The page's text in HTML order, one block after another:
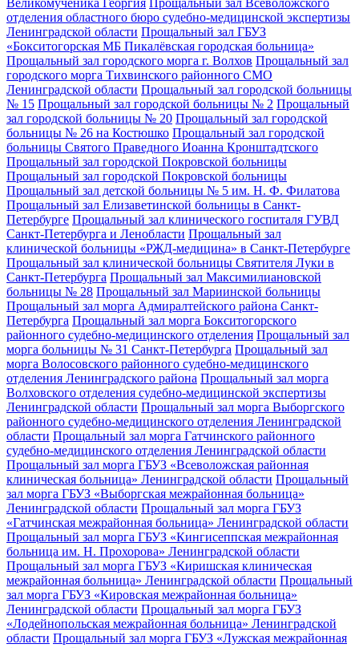
Великомученика Георгия Прощальный зал Всеволожского
отделения областного бюро судебно-медицинской экспертизы
Ленинградской области Прощальный зал ГБУЗ
«Бокситогорская МБ Пикалёвская городская больница»
Прощальный зал городского морга г. Волхов Прощальный зал
городского морга Тихвинского районного СМО
Ленинградской области Прощальный зал городской больницы
№ 15 Прощальный зал городской больницы № 2 Прощальный
зал городской больницы № 20 Прощальный зал городской
больницы № 26 на Костюшко Прощальный зал городской
больницы Святого Праведного Иоанна Кронштадтского
Прощальный зал городской Покровской больницы
Прощальный зал городской Покровской больницы
Прощальный зал детской больницы № 5 им. Н. Ф. Филатова
Прощальный зал Елизаветинской больницы в Санкт-
Петербурге Прощальный зал клинического госпиталя ГУВД
Санкт-Петербурга и Ленобласти Прощальный зал
клинической больницы «РЖД-медицина» в Санкт-Петербурге
Прощальный зал клинической больницы Святителя Луки в
Санкт-Петербурга Прощальный зал Максимилиановской
больницы № 28 Прощальный зал Мариинской больницы
Прощальный зал морга Адмиралтейского района Санкт-
Петербурга Прощальный зал морга Бокситогорского
районного судебно-медицинского отделения Прощальный зал
морга больницы № 31 Санкт-Петербурга Прощальный зал
морга Волосовского районного судебно-медицинского
отделения Ленинградского района Прощальный зал морга
Волховского отделения судебно-медицинской экспертизы
Ленинградской области Прощальный зал морга Выборгского
районного судебно-медицинского отделения Ленинградской
области Прощальный зал морга Гатчинского районного
судебно-медицинского отделения Ленинградской области
Прощальный зал морга ГБУЗ «Всеволожская районная
клиническая больница» Ленинградской области Прощальный
зал морга ГБУЗ «Выборгская межрайонная больница»
Ленинградской области Прощальный зал морга ГБУЗ
«Гатчинская межрайонная больница» Ленинградской области
Прощальный зал морга ГБУЗ «Кингисеппская межрайонная
больница им. Н. Прохорова» Ленинградской области
Прощальный зал морга ГБУЗ «Киришская клиническая
межрайонная больница» Ленинградской области Прощальный
зал морга ГБУЗ «Кировская межрайонная больница»
Ленинградской области Прощальный зал морга ГБУЗ
«Лодейнопольская межрайонная больница» Ленинградской
области Прощальный зал морга ГБУЗ «Лужская межрайонная